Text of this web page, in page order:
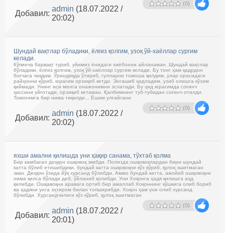
(0)
Добавил:
admin (18.07.2022 /
20:02)
Шундай вақтлар бўладики, ёлғиз қолгим, узоқ ўй-хаёллар сургим
келади.
Кўпинча барвақт туриб, уйимиз ёнидаги хиёбонни айланаман. Шундай вақтлар
бўладики, ёлғиз қолгим, узоқ ўй-хаёллар сургим келади. Бу тонг ҳам қадрдон
боғчага чиқдим. Ўриндиқда ўтириб, гулларни томоша қилдим, улар орасидаги
райҳонни кўриб, юрагим орзиқиб кетди. Энгашиб ҳидладим, узиб олишга кўзим
қиймади. Унинг иси менга онажонимни эслатади. Бу ҳид юрагимда соғинч
ҳиссини уйғотади, орзиқиб кетаман. Қалбимнинг туб-тубидан соғинч отилди.
Томоғимга бир нима тиқилди... Ёшим улғайгани
(0)
Добавил:
admin (18.07.2022 /
20:02)
яхши амални қилишда уни ҳақир санама, тўхтаб қолма
Бир камбағал деҳқон ошқовоқ экибди. Полизда ошқовоқлардан бири шундай
катта бўлиб етишибдики, бундай катта ошқовоқни кўз кўриб, қулоқ эшитмаган
экан. Деҳқон ўзида йўқ хурсанд бўлибди. Аммо бундай катта, ажойиб ошқовоқни
нима қилса бўлади деб, ўйланиб қолибди. Уни Хоқонга ҳадя қилишга аҳд
қилибди. Ошқавоқни аравага ортиб бир амаллаб Хоқоннинг кўшкига олиб бориб
ва ҳадяни унга эҳтиром билан топширибди. Хоқон ҳам уни олиб хурсанд
бўлибди. Хурсандчилиги кўз кўриб, қулоқ эшитмаган
(0)
Добавил:
admin (18.07.2022 /
20:01)